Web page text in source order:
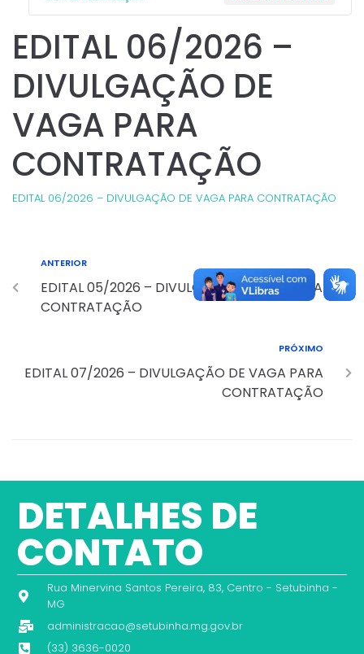
EDITAL 06/2026 –
DIVULGAÇÃO DE
VAGA PARA
CONTRATAÇÃO
EDITAL 06/2026 – DIVULGAÇÃO DE VAGA PARA CONTRATAÇÃO
ANTERIOR
EDITAL 05/2026 – DIVULGAÇÃO DE VAGA PARA
CONTRATAÇÃO
PRÓXIMO
EDITAL 07/2026 – DIVULGAÇÃO DE VAGA PARA
CONTRATAÇÃO
DETALHES DE
CONTATO
Rua Minervina Santos Pereira, 83, Centro - Setubinha -
MG
administracao@setubinha.mg.gov.br
(33) 3636-0020